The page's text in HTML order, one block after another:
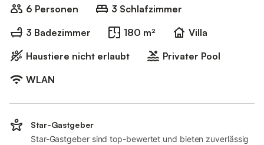
6 Personen
3 Schlafzimmer
3 Badezimmer
180 m²
Villa
Haustiere nicht erlaubt
Privater Pool
WLAN
Star-Gastgeber
Star-Gastgeber sind top-bewertet und bieten zuverlässig